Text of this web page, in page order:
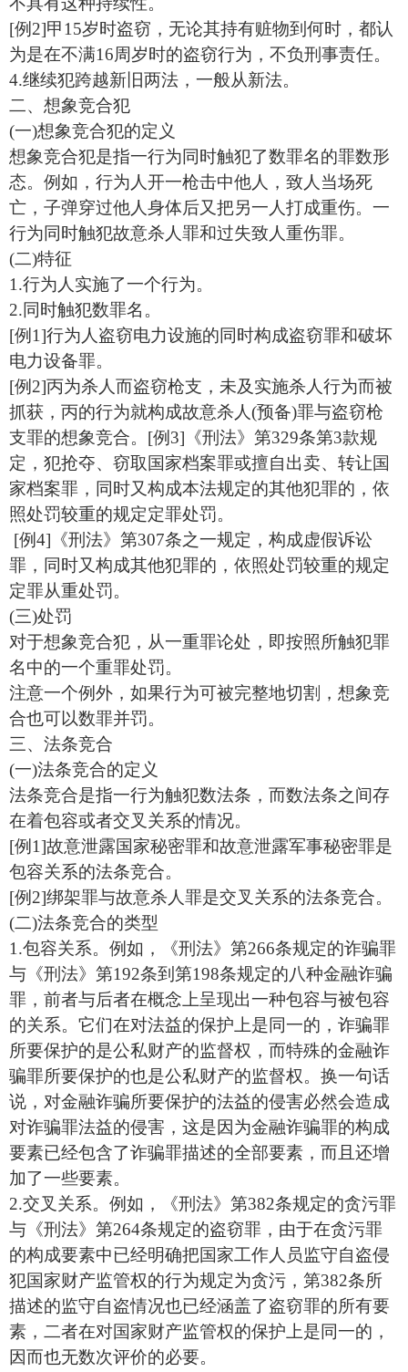
[例2]甲15岁时盗窃，无论其持有赃物到何时，都认
为是在不满16周岁时的盗窃行为，不负刑事责任。
4.继续犯跨越新旧两法，一般从新法。
二、想象竞合犯
(一)想象竞合犯的定义
想象竞合犯是指一行为同时触犯了数罪名的罪数形
态。例如，行为人开一枪击中他人，致人当场死
亡，子弹穿过他人身体后又把另一人打成重伤。一
行为同时触犯故意杀人罪和过失致人重伤罪。
(二)特征
1.行为人实施了一个行为。
2.同时触犯数罪名。
[例1]行为人盗窃电力设施的同时构成盗窃罪和破坏
电力设备罪。
[例2]丙为杀人而盗窃枪支，未及实施杀人行为而被
抓获，丙的行为就构成故意杀人(预备)罪与盗窃枪
支罪的想象竞合。[例3]《刑法》第329条第3款规
定，犯抢夺、窃取国家档案罪或擅自出卖、转让国
家档案罪，同时又构成本法规定的其他犯罪的，依
照处罚较重的规定定罪处罚。
[例4]《刑法》第307条之一规定，构成虚假诉讼
罪，同时又构成其他犯罪的，依照处罚较重的规定
定罪从重处罚。
(三)处罚
对于想象竞合犯，从一重罪论处，即按照所触犯罪
名中的一个重罪处罚。
注意一个例外，如果行为可被完整地切割，想象竞
合也可以数罪并罚。
三、法条竞合
(一)法条竞合的定义
法条竞合是指一行为触犯数法条，而数法条之间存
在着包容或者交叉关系的情况。
[例1]故意泄露国家秘密罪和故意泄露军事秘密罪是
包容关系的法条竞合。
[例2]绑架罪与故意杀人罪是交叉关系的法条竞合。
(二)法条竞合的类型
1.包容关系。例如，《刑法》第266条规定的诈骗罪
与《刑法》第192条到第198条规定的八种金融诈骗
罪，前者与后者在概念上呈现出一种包容与被包容
的关系。它们在对法益的保护上是同一的，诈骗罪
所要保护的是公私财产的监督权，而特殊的金融诈
骗罪所要保护的也是公私财产的监督权。换一句话
说，对金融诈骗所要保护的法益的侵害必然会造成
对诈骗罪法益的侵害，这是因为金融诈骗罪的构成
要素已经包含了诈骗罪描述的全部要素，而且还增
加了一些要素。
2.交叉关系。例如，《刑法》第382条规定的贪污罪
与《刑法》第264条规定的盗窃罪，由于在贪污罪
的构成要素中已经明确把国家工作人员监守自盗侵
犯国家财产监管权的行为规定为贪污，第382条所
描述的监守自盗情况也已经涵盖了盗窃罪的所有要
素，二者在对国家财产监管权的保护上是同一的，
因而也无数次评价的必要。